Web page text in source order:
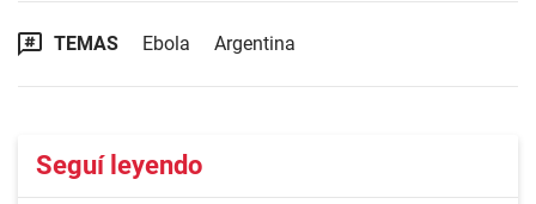
TEMAS Ebola Argentina
Seguí leyendo